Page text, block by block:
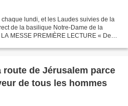
lundi, et les Laudes suivies de la
de la basilique Notre-Dame de la
MESSE PREMIÈRE LECTURE « Des
de Jérusalem parce
de tous les hommes